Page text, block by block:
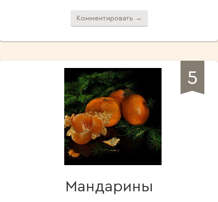
Комментировать →
5
Мандарины